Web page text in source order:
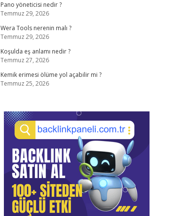
Pano yöneticisi nedir ?
Temmuz 29, 2026
Wera Tools nerenin malı ?
Temmuz 29, 2026
Koşulda eş anlamı nedir ?
Temmuz 27, 2026
Kemik erimesi ölüme yol açabilir mi ?
Temmuz 25, 2026